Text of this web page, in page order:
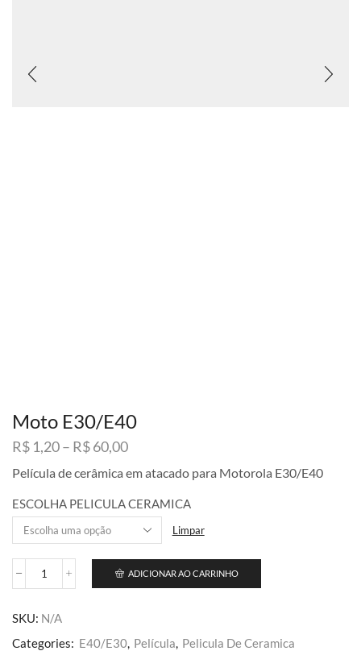
Moto E30/E40
R$ 1,20– R$60,00Faixa
preço:
R$ 1,20
através
R$ 60,00
Película de cerâmica em atacado para Motorola E30/E40
ESCOLHA PELICULA CERAMICA
Limpar
Moto
ADICIONAR AO CARRINHO
SKU: N/A
Categories: E40/E30, Película, Pelicula De Ceramica